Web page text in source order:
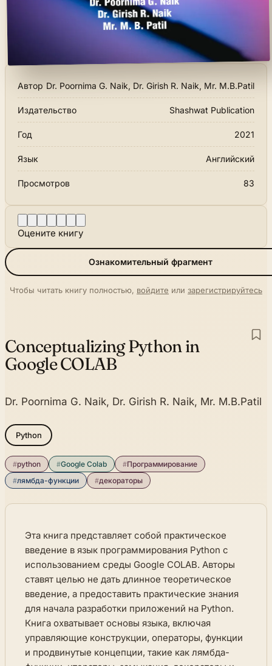
Автор Dr. Poornima G. Naik, Dr. Girish R. Naik, Mr. M.B.Patil
Издательство Shashwat Publication
Год 2021
Язык Английский
Просмотров 83
Оцените книгу
Ознакомительный фрагмент
Чтобы читать книгу полностью, войдите или зарегистрируйтесь
Conceptualizing Python in
Google COLAB
Dr. Poornima G. Naik, Dr. Girish R. Naik, Mr. M.B.Patil
Python
#python #Google Colab #Программирование
#лямбда-функции #декораторы
Эта книга представляет собой практическое
введение в язык программирования Python с
использованием среды Google COLAB. Авторы
ставят целью не дать длинное теоретическое
введение, а предоставить практические знания
для начала разработки приложений на Python.
Книга охватывает основы языка, включая
управляющие конструкции, операторы, функции
и продвинутые концепции, такие как лямбда-